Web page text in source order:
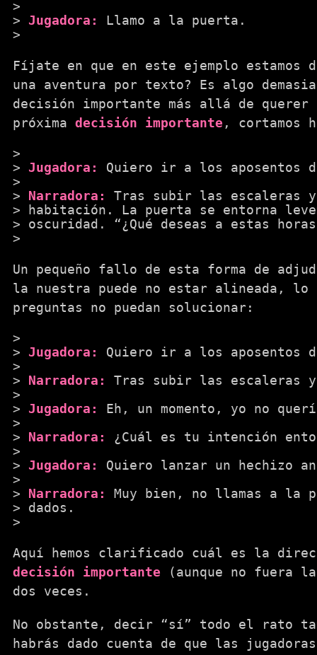
Jugadora:
Llamo a la puerta.
Fíjate en que en este ejemplo
una aventura por texto? Es algo
decisión importante más allá de
próxima decisión importante, cortamos
Jugadora:
Quiero ir a los aposentos
Narradora:
Tras subir las escaleras
habitación. La puerta se entorna
oscuridad. “¿Qué deseas a estas
Un pequeño fallo de esta forma de
la nuestra puede no estar alineada, lo
preguntas no puedan solucionar:
Jugadora:
Quiero ir a los aposentos
Narradora:
Tras subir las escaleras
Jugadora:
Eh, un momento, yo no
Narradora:
¿Cuál es tu intención
Jugadora:
Quiero lanzar un hechizo
Narradora:
Muy bien, no llamas a la
dados.
Aquí hemos clarificado cuál es la
decisión importante (aunque no fuera
dos veces.
No obstante, decir “sí” todo el rato
habrás dado cuenta de que las